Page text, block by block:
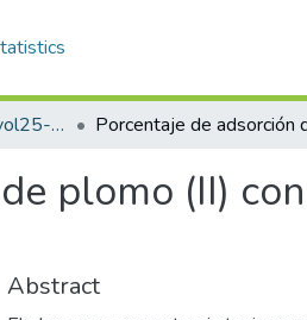
Articulos cientificos vol25- 1
plomo (II)
Abstract